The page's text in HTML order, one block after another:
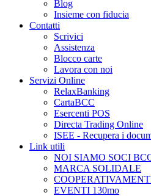
Blog
Insieme con fiducia
Contatti
Scrivici
Assistenza
Blocco carte
Lavora con noi
Servizi Online
RelaxBanking
CartaBCC
Esercenti POS
Directa Trading Online
ISEE - Recupera i
Link utili
NOI SIAMO SOCI
MARCA SOLIDALE
EVENTI 130mo